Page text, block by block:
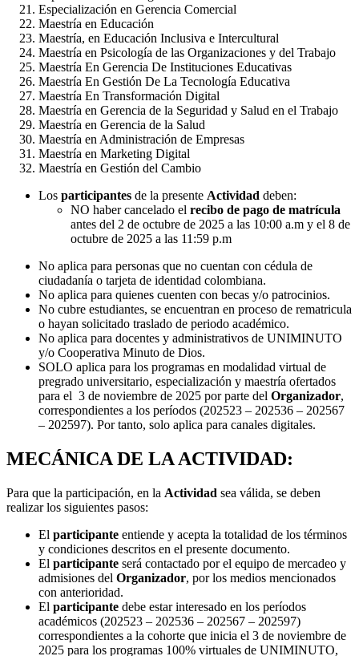
Especialización en Gerencia Comercial
Maestría en Educación
Maestría, en Educación Inclusiva e Intercultural
Maestría en Psicología de las Organizaciones y del Trabajo
Maestría En Gerencia De Instituciones Educativas
Maestría En Gestión De La Tecnología Educativa
Maestría En Transformación Digital
Maestría en Gerencia de la Seguridad y Salud en el Trabajo
Maestría en Gerencia de la Salud
Maestría en Administración de Empresas
Maestría en Marketing Digital
Maestría en Gestión del Cambio
Los participantes de la presente Actividad deben:
NO haber cancelado el recibo de pago de matrícula
antes del 2 de octubre de 2025 a las 10:00 a.m y el 8 de
octubre de 2025 a las 11:59 p.m
No aplica para personas que no cuentan con cédula de
ciudadanía o tarjeta de identidad colombiana.
No aplica para quienes cuenten con becas y/o patrocinios.
No cubre estudiantes, se encuentran en proceso de rematricula
o hayan solicitado traslado de periodo académico.
No aplica para docentes y administrativos de UNIMINUTO
y/o Cooperativa Minuto de Dios.
SOLO aplica para los programas en modalidad virtual de
pregrado universitario, especialización y maestría ofertados
para el 3 de noviembre de 2025 por parte del Organizador,
correspondientes a los períodos (202523 – 202536 – 202567
– 202597). Por tanto, solo aplica para canales digitales.
MECÁNICA DE LA ACTIVIDAD:
Para que la participación, en la Actividad sea válida, se deben
realizar los siguientes pasos:
El participante entiende y acepta la totalidad de los términos
y condiciones descritos en el presente documento.
El participante será contactado por el equipo de mercadeo y
admisiones del Organizador, por los medios mencionados
con anterioridad.
El participante debe estar interesado en los períodos
académicos (202523 – 202536 – 202567 – 202597)
correspondientes a la cohorte que inicia el 3 de noviembre de
2025 para los programas 100% virtuales de UNIMINUTO,